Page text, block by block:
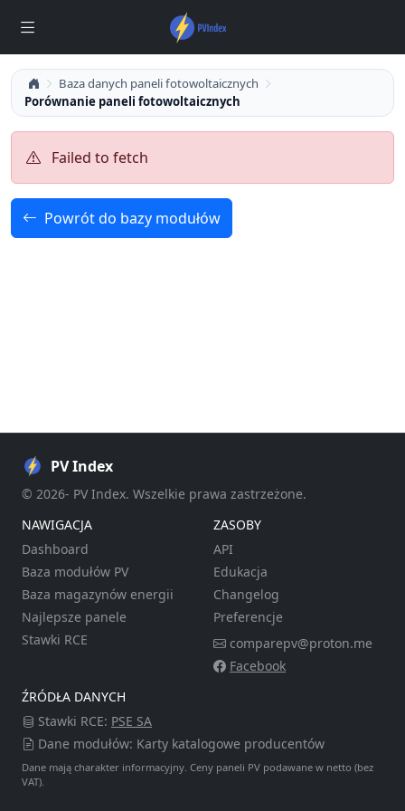
Baza danych paneli fotowoltaicznych
Porównanie paneli fotowoltaicznych
Failed to fetch
Powrót do bazy modułów
PV Index
© 2026- PV Index. Wszelkie prawa zastrzeżone.
NAWIGACJA
Dashboard
Baza modułów PV
Baza magazynów energii
Najlepsze panele
Stawki RCE
ZASOBY
API
Edukacja
Changelog
Preferencje
comparepv@proton.me
Facebook
ŹRÓDŁA DANYCH
Stawki RCE: PSE SA
Dane modułów: Karty katalogowe producentów
Dane mają charakter informacyjny. Ceny paneli PV podawane w netto (bez
VAT).